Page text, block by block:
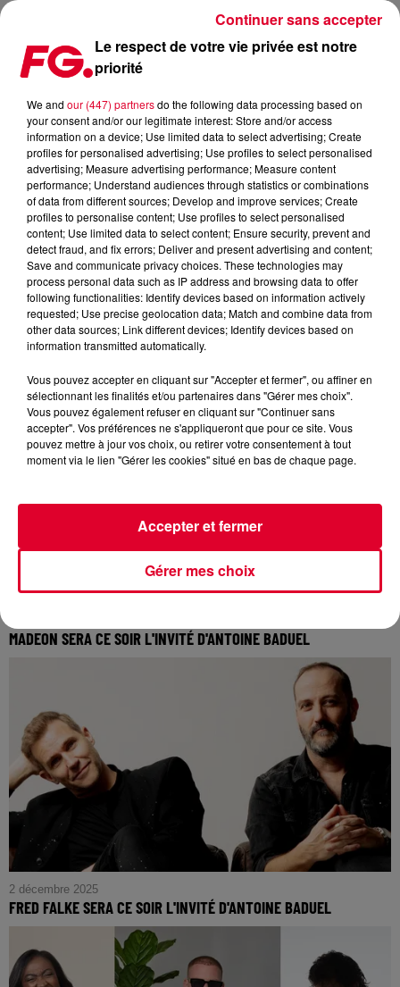
CETTE SEMAINE SUR FG
7 décembre 2025
MADEON SERA CE SOIR L'INVITÉ D'ANTOINE BADUEL
2 décembre 2025
FRED FALKE SERA CE SOIR L'INVITÉ D'ANTOINE BADUEL
Le respect de votre vie privée est notre
priorité
We and our (447) partnersdo the following data processing based on
your consent and/or our legitimate interest: Store and/or access
information on a device; Use limited data to select advertising; Create
profiles for personalised advertising; Use profiles to select personalised
advertising; Measure advertising performance; Measure content
performance; Understand audiences through statistics or combinations
of data from different sources; Develop and improve services; Create
profiles to personalise content; Use profiles to select personalised
content; Use limited data to select content; Ensure security, prevent and
detect fraud, and fix errors; Deliver and present advertising and content;
Save and communicate privacy choices. These technologies may
process personal data such as IP address and browsing data to offer
following functionalities: Identify devices based on information actively
requested; Use precise geolocation data; Match and combine data from
other data sources; Link different devices; Identify devices based on
information transmitted automatically.
Vous pouvez accepter en cliquant sur "Accepter et fermer", ou affiner en
sélectionnant les finalités et/ou partenaires dans "Gérer mes choix".
Vous pouvez également refuser en cliquant sur "Continuer sans
accepter". Vos préférences ne s'appliqueront que pour ce site. Vous
pouvez mettre à jour vos choix, ou retirer votre consentement à tout
moment via le lien "Gérer les cookies" situé en bas de chaque page.
Gérer mes choix
Accepter et fermer
Continuer sans accepter